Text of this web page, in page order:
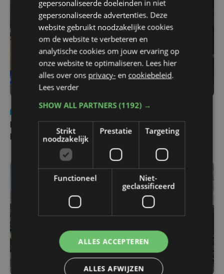
di 4 augustus | 09:32
Pieters Brugge
gepersonaliseerde doeleinden in niet
gepersonaliseerde advertenties. Deze
website gebruikt noodzakelijke cookies
om de website te verbeteren en
analytische cookies om jouw ervaring op
onze website te optimaliseren. Lees hier
alles over ons privacy- en cookiebeleid.
Lees verder
SHOW ALL PARTNERS(1192) →
Strikt
noodzakelijk
Prestatie Targeting
Functioneel
Niet-
geclassificeerd
ALLES ACCEPTEREN
ALLES AFWIJZEN